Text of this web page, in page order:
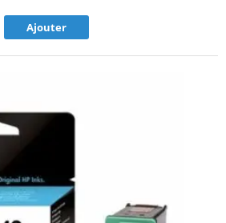
Ajouter